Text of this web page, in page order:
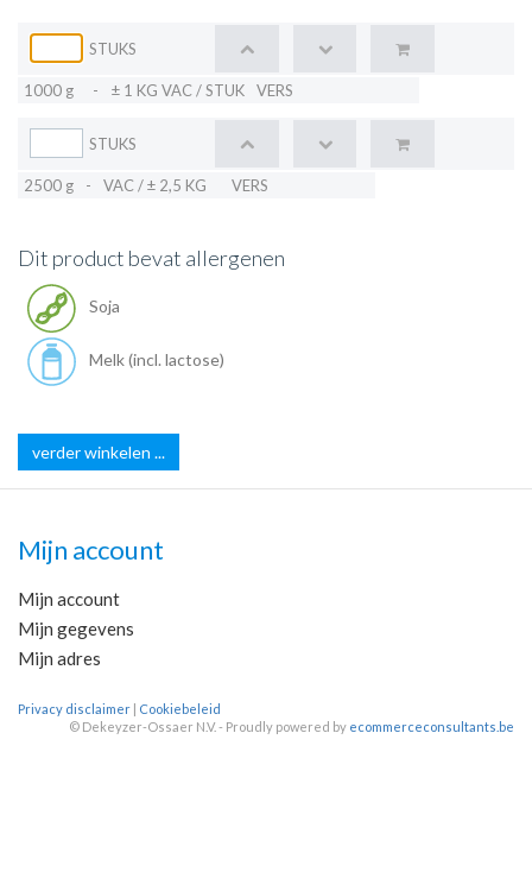
STUKS
1000 g - ± 1 KG VAC / STUK VERS
STUKS
2500 g - VAC / ± 2,5 KG VERS
Dit product bevat allergenen
Soja
Melk (incl. lactose)
verder winkelen ...
Mijn account
Mijn account
Mijn gegevens
Mijn adres
Privacy disclaimer | Cookiebeleid
© Dekeyzer-Ossaer N.V. - Proudly powered by ecommerceconsultants.be